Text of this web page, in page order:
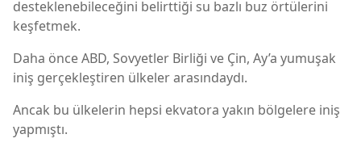
desteklenebileceğini belirttiği su bazlı buz örtülerini
keşfetmek.
Daha önce ABD, Sovyetler Birliği ve Çin, Ay’a yumuşak
iniş gerçekleştiren ülkeler arasındaydı.
Ancak bu ülkelerin hepsi ekvatora yakın bölgelere iniş
yapmıştı.